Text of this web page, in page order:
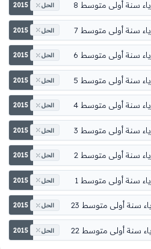
2015 الحل
2015 الحل
2015 الحل
2015 الحل
2015 الحل
2015 الحل
2015 الحل
2015 الحل
2015 الحل
2015 الحل